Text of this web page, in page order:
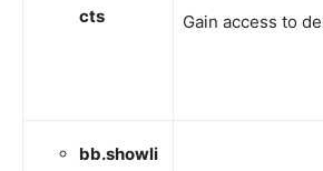
cts
Gain access to
bb.showli